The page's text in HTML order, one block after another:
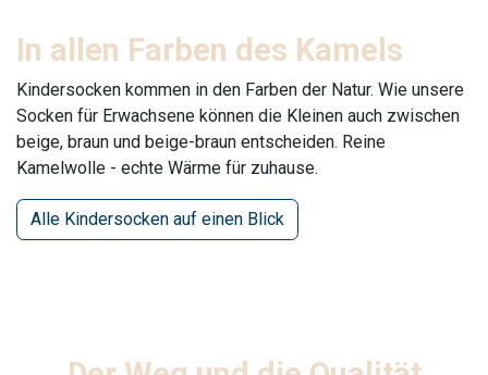
In allen Farben des Kamels
Kindersocken kommen in den Farben der Natur. Wie unsere
Socken für Erwachsene können die Kleinen auch zwischen
beige, braun und beige-braun entscheiden. Reine
Kamelwolle - echte Wärme für zuhause.
Alle Kindersocken auf einen Blick